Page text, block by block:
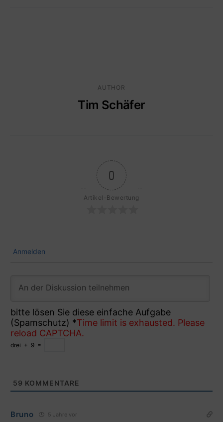
AUTHOR
Tim Schäfer
0
Artikel-Bewertung
Anmelden
bitte lösen Sie diese einfache Aufgabe
(Spamschutz) *Time limit is exhausted. Please
reload CAPTCHA.
drei + 9 =
59 KOMMENTARE
Bruno 5 Jahre vor